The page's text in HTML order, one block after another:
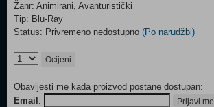
Žanr: Animirani, Avanturistički
Tip: Blu-Ray
Status: Privremeno nedostupno (Po narudžbi)
Ocijeni
Obavijesti me kada proizvod postane dostupan:
Email : Prijavi me